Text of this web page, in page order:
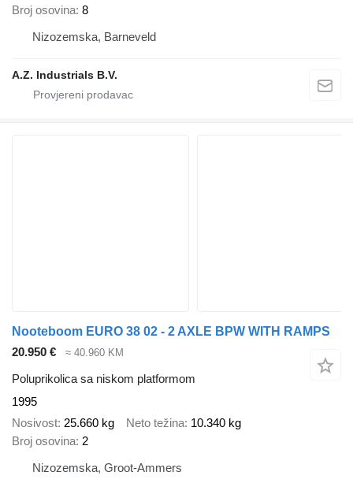
Broj osovina 8
Nizozemska, Barneveld
A.Z. Industrials B.V.
Nooteboom EURO 38 02 - 2 AXLE BPW WITH RAMPS
20.950 €
≈ 40.960 KM
Poluprikolica sa niskom platformom
1995
Nosivost 25.660 kg Neto težina 10.340 kg
Broj osovina 2
Nizozemska, Groot-Ammers